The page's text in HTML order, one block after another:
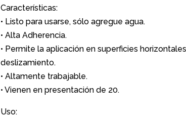
Características:
• Listo para usarse, sólo agregue agua.
• Alta Adherencia.
• Permite la aplicación en superficies
deslizamiento.
• Altamente trabajable.
• Vienen en presentación de 20.
Uso: